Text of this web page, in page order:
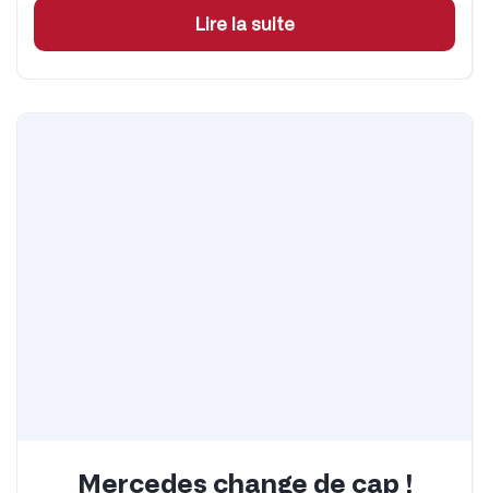
Lire la suite
Mercedes change de cap !